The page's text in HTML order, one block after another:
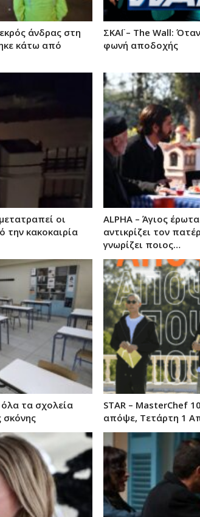
άνδρας στη
κάτω από
ΣΚΑΪ – Τhe Wall:
φωνή αποδοχής
οι
την κακοκαιρία
ALPHA – Άγιος
αντικρίζει τον
γνωρίζει ποιος…
τα σχολεία
σκόνης
STAR – MasterChef
απόψε, Τετάρτη 1